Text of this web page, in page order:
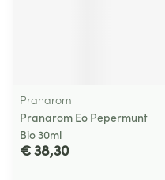
Pranarom
Pranarom Eo Pepermunt
Bio 30ml
€ 38,30